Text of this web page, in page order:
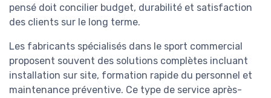
pensé doit concilier budget, durabilité et satisfaction
des clients sur le long terme.
Les fabricants spécialisés dans le sport commercial
proposent souvent des solutions complètes incluant
installation sur site, formation rapide du personnel et
maintenance préventive. Ce type de service après-